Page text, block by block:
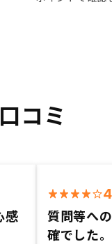
コミ
感
質問等へ
確でした。